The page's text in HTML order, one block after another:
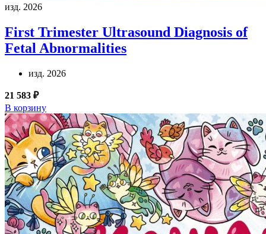
изд. 2026
First Trimester Ultrasound Diagnosis of
Fetal Abnormalities
изд. 2026
21 583 ₽
В корзину